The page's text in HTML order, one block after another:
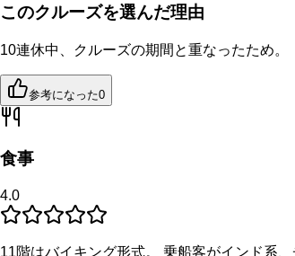
このクルーズを選んだ理由
10連休中、クルーズの期間と重なったため。
参考になった0
食事
4.0
11階はバイキング形式。 乗船客がインド系